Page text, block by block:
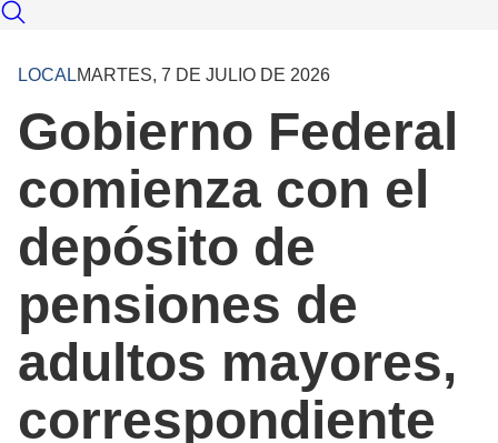
LOCALMARTES, 7 DE JULIO DE 2026
Gobierno Federal
comienza con el
depósito de
pensiones de
adultos mayores,
correspondiente